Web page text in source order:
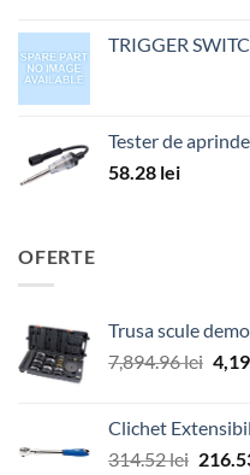
TRIGGER
Tester de
58.28 lei
OFERTE
Trusa scule
7,894.96lei
fost:
Clichet
314.52lei Prețul